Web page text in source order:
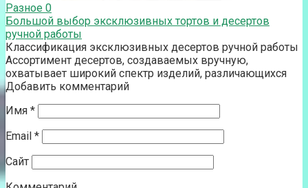
Разное 0
Большой выбор эксклюзивных тортов и десертов
ручной работы
Классификация эксклюзивных десертов ручной работы
Ассортимент десертов, создаваемых вручную,
охватывает широкий спектр изделий, различающихся
Добавить комментарий
Имя *
Email *
Сайт